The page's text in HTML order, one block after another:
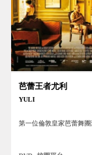
芭蕾王者尤利
YULI
第一位倫敦皇家芭蕾舞